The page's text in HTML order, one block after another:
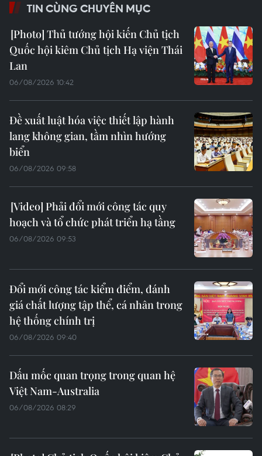
TIN CÙNG CHUYÊN MỤC
Thủ tướng hội kiến Chủ tịch
Quốc hội kiêm Chủ tịch Hạ viện Thái
Lan
06/08/2026 10:42
Đề xuất luật hóa việc thiết lập hành
lang không gian, tầm nhìn hướng
biển
06/08/2026 09:58
Phải đổi mới công tác quy
hoạch và tổ chức phát triển hạ tầng
06/08/2026 09:53
Đổi mới công tác kiểm điểm, đánh
giá chất lượng tập thể, cá nhân trong
hệ thống chính trị
06/08/2026 09:40
Dấu mốc quan trọng trong quan hệ
Việt Nam-Australia
06/08/2026 08:29